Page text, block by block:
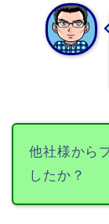
他社様から
したか？